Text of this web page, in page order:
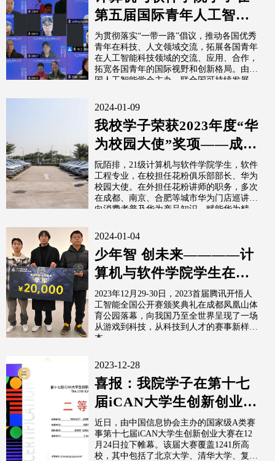
第五届国际青年人工智能
大赛总决赛中获佳绩
为贯彻落实“一带一路”倡议，推动各国优秀
青年在科技、人文领域交流，拓展各国青年
在人工智能科技领域的交流、应用、合作，
拓宽各国青年的国际视野和创新格局。由中
国人工智能学会主办，联合国可持续发展...
2024-01-09
我校学子荣获2023年度“华
为校园大使”奖项——成都
东软学院花粉俱乐部代
表，...
阮陌排，21级计算机与软件学院学生，软件
工程专业，在校担任花粉俱乐部部长、华为
校园大使。在外担任花粉讲师的职务，多次
在成都、南京、合肥等城市华为门店巡讲，
向消费者普及华为产品知识，赋能华为精...
2024-01-04
少年智 创未来————计
算机与软件学院学生在
2023首届腾讯开悟人工智
能全国公...
2023年12月29-30日，2023首届腾讯开悟人
工智能全国公开赛颁奖典礼在成都凤凰山体
育公园落幕，向我国乃至全世界呈现了一场
从游戏到科技，从科技到人才的赛事新样
本。
2023-12-28
喜报：我院学子在第十七
届iCAN大学生创新创业大
赛荣获全国二等奖
近日，由中国信息协会主办的国家级A类赛
事第十七届iCAN大学生创新创业大赛在12
月24日拉下帷幕。该届大赛覆盖1241所高
校，其中包括了北京大学、清华大学、复旦